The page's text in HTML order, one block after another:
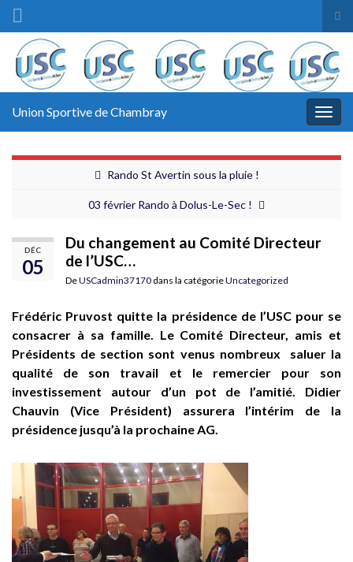
Search for:
Union Sportive de Chambray
Rando St Avertin sous la pluie !
03 février Rando à Dolus-Le-Sec !
DÉC
05
Du changement au Comité Directeur
de l’USC…
DeUSCadmin37170 dans la catégorieUncategorized
Frédéric Pruvost quitte la présidence de l’USC pour se
consacrer à sa famille. Le Comité Directeur, amis et
Présidents de section sont venus nombreux saluer la
qualité de son travail et le remercier pour son
investissement autour d’un pot de l’amitié. Didier
Chauvin (Vice Président) assurera l’intérim de la
présidence jusqu’à la prochaine AG.